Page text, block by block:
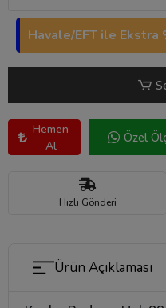
Havale/EFT ile Ekstra
Hemen
Al
Özel
Hızlı Gönderi
Ürün Açıklaması